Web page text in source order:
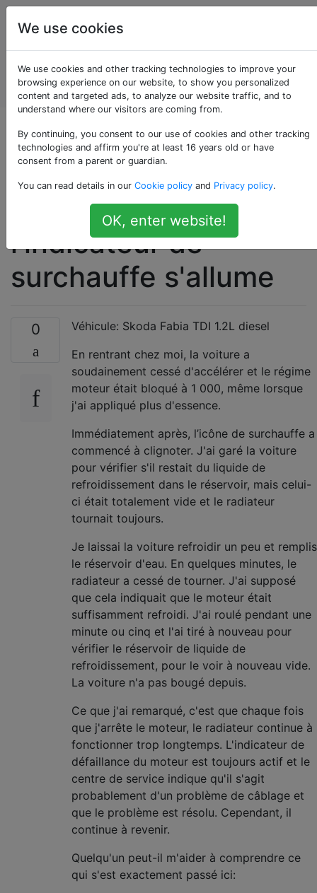
Entretien et
réparation
de
véhicules
automobiles
Account
La voiture cesse
soudainement
d'accélérer et
l'indicateur de
surchauffe s'allume
0
Véhicule: Skoda Fabia TDI 1.2L diesel
En rentrant chez moi, la voiture a
soudainement cessé d'accélérer et le régime
moteur était bloqué à 1 000, même lorsque
j'ai appliqué plus d'essence.
Immédiatement après, l’icône de surchauffe a
commencé à clignoter. J'ai garé la voiture
pour vérifier s'il restait du liquide de
refroidissement dans le réservoir, mais celui-
ci était totalement vide et le radiateur
tournait toujours.
Je laissai la voiture refroidir un peu et remplis
le réservoir d'eau. En quelques minutes, le
radiateur a cessé de tourner. J'ai supposé
que cela indiquait que le moteur était
suffisamment refroidi. J'ai roulé pendant une
minute ou cinq et l'ai tiré à nouveau pour
vérifier le réservoir de liquide de
refroidissement, pour le voir à nouveau vide.
La voiture n'a pas bougé depuis.
Ce que j'ai remarqué, c'est que chaque fois
que j'arrête le moteur, le radiateur continue à
fonctionner trop longtemps. L'indicateur de
défaillance du moteur est toujours actif et le
centre de service indique qu'il s'agit
probablement d'un problème de câblage et
que le problème est résolu. Cependant, il
continue à revenir.
Quelqu'un peut-il m'aider à comprendre ce
qui s'est exactement passé ici:
We use cookies
We use cookies and other tracking technologies to improve your
browsing experience on our website, to show you personalized
content and targeted ads, to analyze our website traffic, and to
understand where our visitors are coming from.
By continuing, you consent to our use of cookies and other tracking
technologies and affirm you're at least 16 years old or have
consent from a parent or guardian.
You can read details in our Cookie policy and Privacy policy.
OK, enter website!